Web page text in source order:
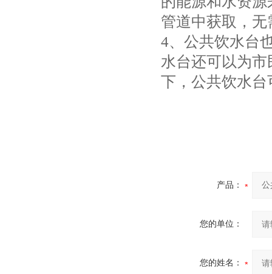
管道中获取，
4、公共饮水台
水台还可以为
下，公共饮水
产品：
您的单位：
您的姓名：